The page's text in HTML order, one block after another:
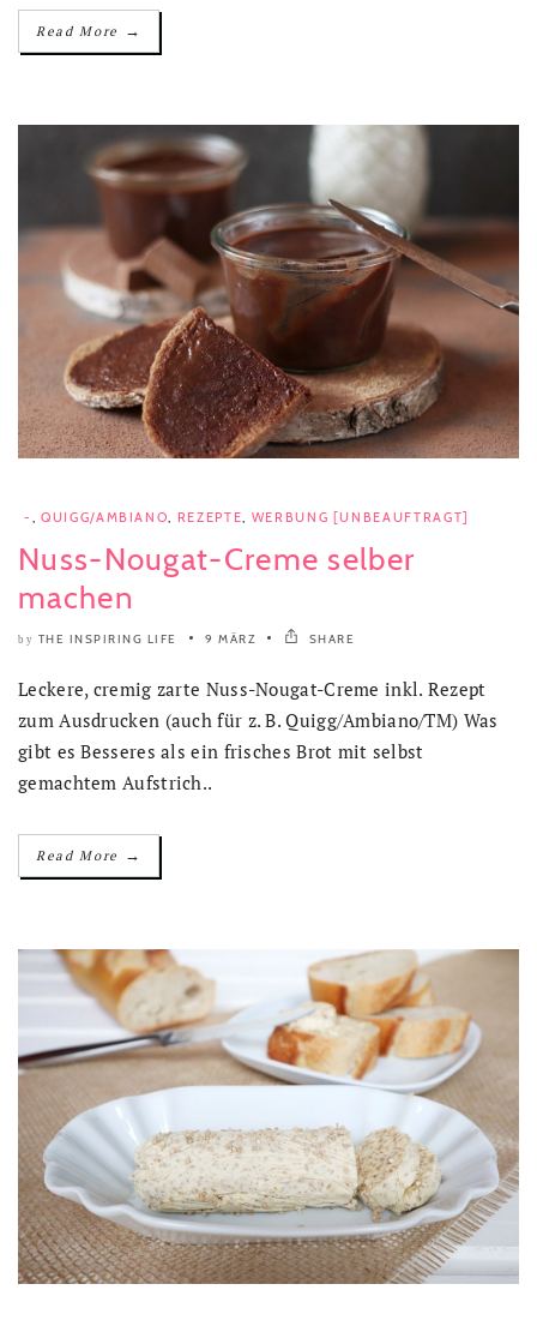
Read More →
- , QUIGG/AMBIANO, REZEPTE, WERBUNG [UNBEAUFTRAGT]
Nuss-Nougat-Creme selber
machen
by THE INSPIRING LIFE 9 MÄRZ SHARE
Leckere, cremig zarte Nuss-Nougat-Creme inkl. Rezept
zum Ausdrucken (auch für z. B. Quigg/Ambiano/TM) Was
gibt es Besseres als ein frisches Brot mit selbst
gemachtem Aufstrich..
Read More →